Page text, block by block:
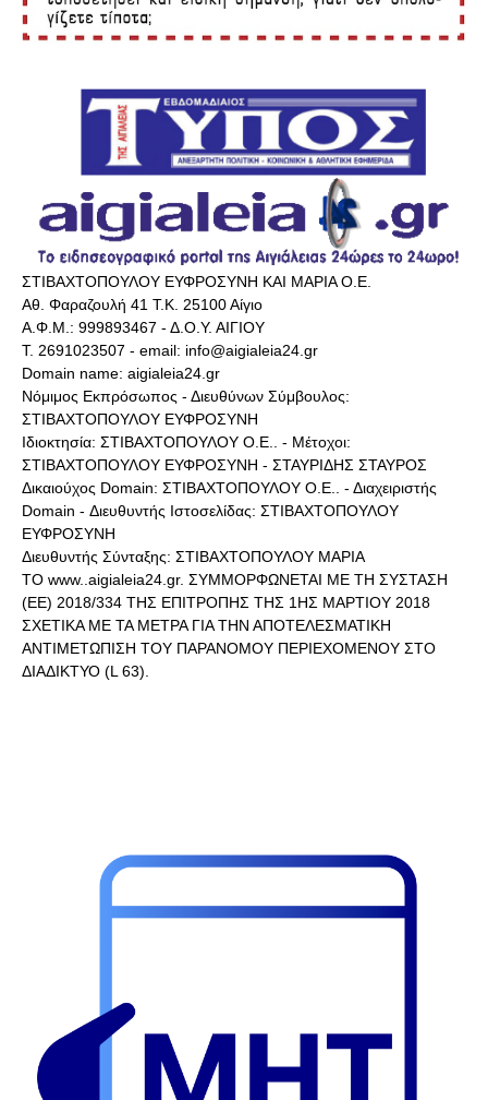
ΣΤΙΒΑΧΤΟΠΟΥΛΟΥ ΕΥΦΡΟΣΥΝΗ ΚΑΙ ΜΑΡΙΑ Ο.Ε.
Αθ. Φαραζουλή 41 Τ.Κ. 25100 Αίγιο
Α.Φ.Μ.: 999893467 - Δ.Ο.Υ. ΑΙΓΙΟΥ
Τ. 2691023507 - email: info@aigialeia24.gr
Domain name: aigialeia24.gr
Νόμιμος Εκπρόσωπος - Διευθύνων Σύμβουλος:
ΣΤΙΒΑΧΤΟΠΟΥΛΟΥ ΕΥΦΡΟΣΥΝΗ
Ιδιοκτησία: ΣΤΙΒΑΧΤΟΠΟΥΛΟΥ Ο.Ε.. - Μέτοχοι:
ΣΤΙΒΑΧΤΟΠΟΥΛΟΥ ΕΥΦΡΟΣΥΝΗ - ΣΤΑΥΡΙΔΗΣ ΣΤΑΥΡΟΣ
Δικαιούχος Domain: ΣΤΙΒΑΧΤΟΠΟΥΛΟΥ Ο.Ε.. - Διαχειριστής
Domain - Διευθυντής Ιστοσελίδας: ΣΤΙΒΑΧΤΟΠΟΥΛΟΥ
ΕΥΦΡΟΣΥΝΗ
Διευθυντής Σύνταξης: ΣΤΙΒΑΧΤΟΠΟΥΛΟΥ ΜΑΡΙΑ
ΤΟ www..aigialeia24.gr. ΣΥΜΜΟΡΦΩΝΕΤΑΙ ΜΕ ΤΗ ΣΥΣΤΑΣΗ
(ΕΕ) 2018/334 ΤΗΣ ΕΠΙΤΡΟΠΗΣ ΤΗΣ 1ΗΣ ΜΑΡΤΙΟΥ 2018
ΣΧΕΤΙΚΑ ΜΕ ΤΑ ΜΕΤΡΑ ΓΙΑ ΤΗΝ ΑΠΟΤΕΛΕΣΜΑΤΙΚΗ
ΑΝΤΙΜΕΤΩΠΙΣΗ ΤΟΥ ΠΑΡΑΝΟΜΟΥ ΠΕΡΙΕΧΟΜΕΝΟΥ ΣΤΟ
ΔΙΑΔΙΚΤΥΟ (L 63).